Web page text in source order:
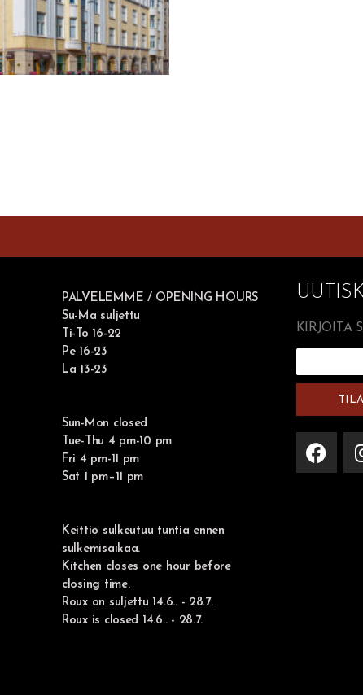
PALVELEMME / OPENING HOURS
Su-Ma suljettu
Ti-To 16-22
Pe 16-23
La 13-23
Sun-Mon closed
Tue-Thu 4 pm-10 pm
Fri 4 pm-11 pm
Sat 1 pm–11 pm
Keittiö sulkeutuu tuntia ennen
sulkemisaikaa.
Kitchen closes one hour before
closing time.
Roux on suljettu 14.6.. - 28.7.
Roux is closed 14.6.. - 28.7.
KIRJOITA